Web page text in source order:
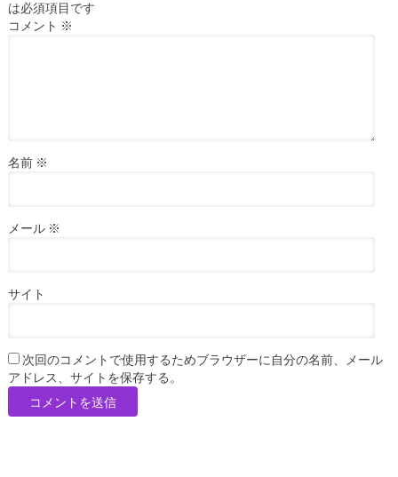
は必須項目です
コメント ※
名前 ※
メール ※
サイト
次回のコメントで使用するためブラウザーに自分の名前、メール
アドレス、サイトを保存する。